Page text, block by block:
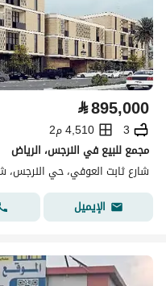
⃁895,000
3
4,510 م2
مجمع للبيع في النرجس، الرياض
شارع ثابت العوفي، حي النرجس،
الإيميل